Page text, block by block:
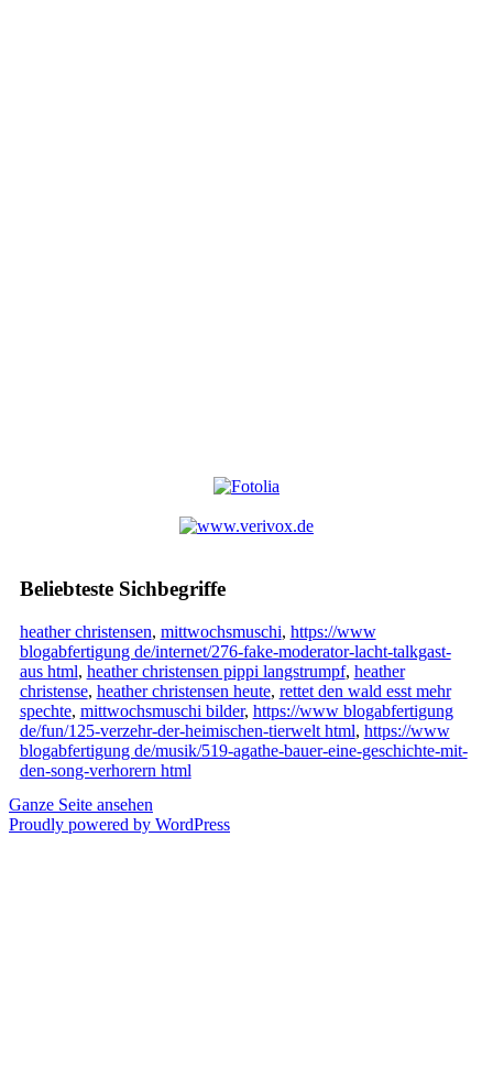
Beliebteste Sichbegriffe
heather christensen, mittwochsmuschi, https://www
blogabfertigung de/internet/276-fake-moderator-lacht-talkgast-
aus html, heather christensen pippi langstrumpf, heather
christense, heather christensen heute, rettet den wald esst mehr
spechte, mittwochsmuschi bilder, https://www blogabfertigung
de/fun/125-verzehr-der-heimischen-tierwelt html, https://www
blogabfertigung de/musik/519-agathe-bauer-eine-geschichte-mit-
den-song-verhorern html
Ganze Seite ansehen
Proudly powered by WordPress